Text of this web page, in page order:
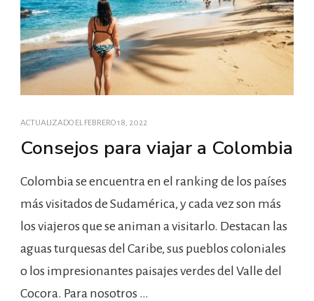
ACTUALIZADO EL FEBRERO 18, 2022
Consejos para viajar a Colombia
Colombia se encuentra en el ranking de los países
más visitados de Sudamérica, y cada vez son más
los viajeros que se animan a visitarlo. Destacan las
aguas turquesas del Caribe, sus pueblos coloniales
o los impresionantes paisajes verdes del Valle del
Cocora. Para nosotros …